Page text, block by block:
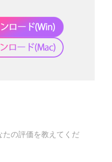
たの評価を教えてくだ